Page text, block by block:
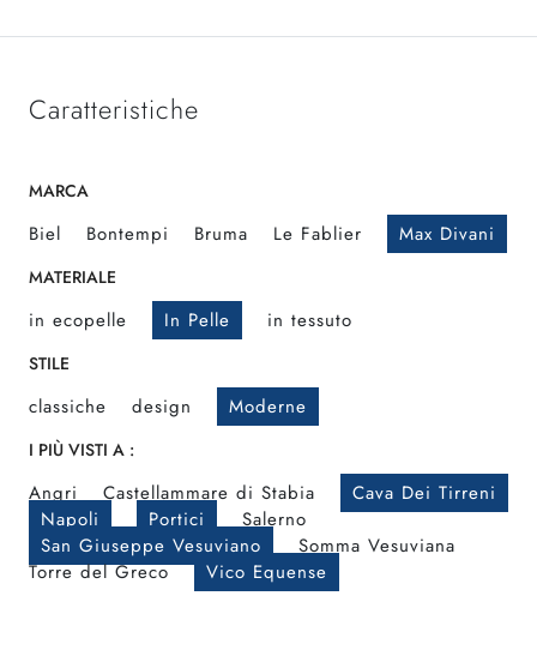
Caratteristiche
MARCA
Biel Bontempi Bruma Le Fablier Max Divani
MATERIALE
in ecopelle In Pelle in tessuto
STILE
classiche design Moderne
I PIÙ VISTI A :
Angri Castellammare di Stabia
Cava Dei Tirreni
Napoli
Portici
Salerno
San Giuseppe Vesuviano
Somma Vesuviana
Torre del Greco
Vico Equense